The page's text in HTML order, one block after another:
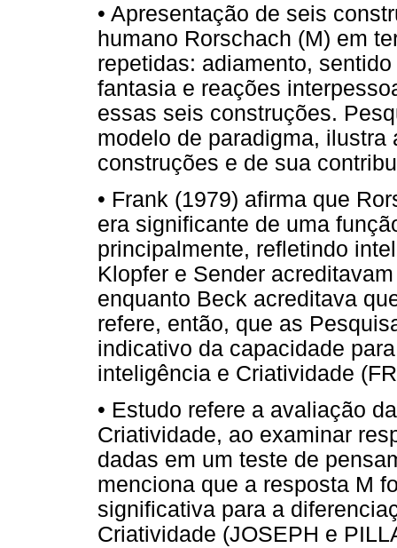
• Apresentação de seis
humano Rorschach (M) em
repetidas: adiamento,
fantasia e reações
essas seis construções.
modelo de paradigma,
construções e de sua
• Frank (1979) afirma que
era significante de uma
principalmente, refletindo
Klopfer e Sender
enquanto Beck acreditava
refere, então, que as
indicativo da capacidade
inteligência e Criatividade
• Estudo refere a avaliação
Criatividade, ao examinar
dadas em um teste de
menciona que a resposta M
significativa para a
Criatividade (JOSEPH e